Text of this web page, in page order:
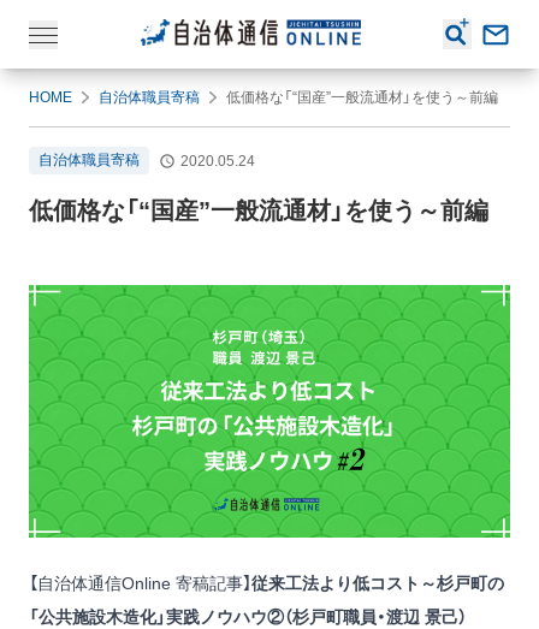
HOME 自治体職員寄稿 低価格な「“国産”一般流通材」を使う～前編
自治体職員寄稿 2020.05.24
低価格な「“国産”一般流通材」を使う～前編
【自治体通信Online 寄稿記事】従来工法より低コスト～杉戸町の
「公共施設木造化」実践ノウハウ②（杉戸町職員・渡辺 景己）